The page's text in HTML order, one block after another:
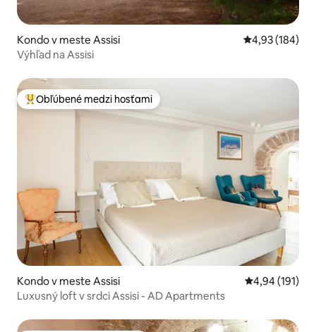
Kondo v meste Assisi Priemerné
4,93 (184)
Výhľad na Assisi
Najobľúbenejšie medzi hosťami
Obľúbené medzi hosťami
Kondo v meste Assisi Priemerné
4,94 (191)
Luxusný loft v srdci Assisi - AD Apartments